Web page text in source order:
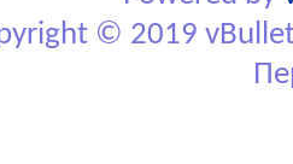
© 2019